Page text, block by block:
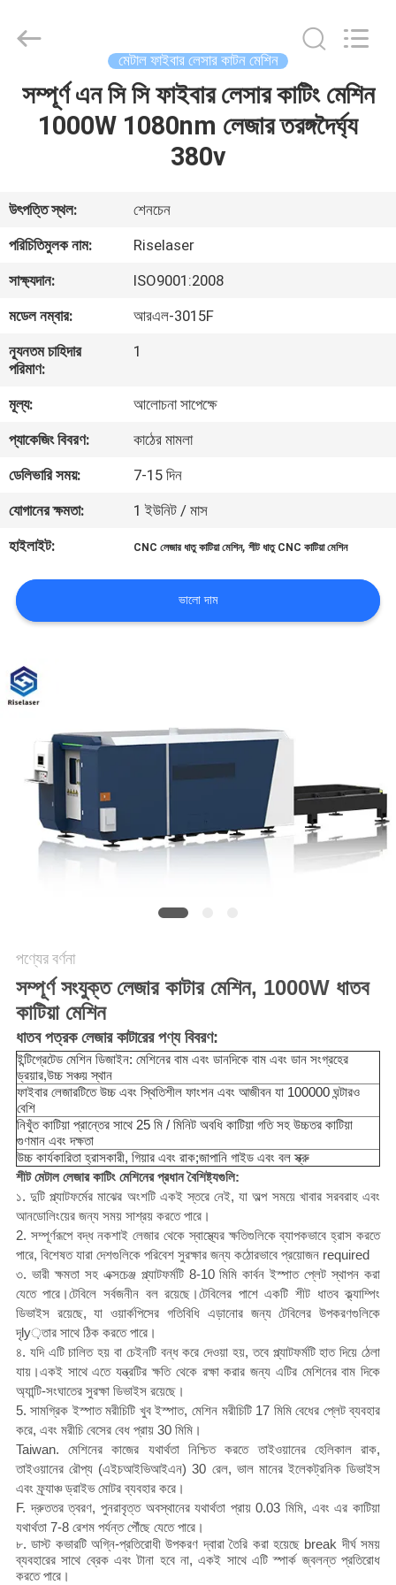
বাড়ি
ভিআর
শো
আমাদের
সম্পর্কে
ভ্রমণ
মান
নিয়ন্ত্রণ
যোগাযোগ
করুন
জন্য
আবেদন
РУССКИЙ
САЙТ
সাইট
PRIVACY
POLICY
Technology
Reserved.
মেটাল ফাইবার লেসার কাটন মেশিন
সম্পূর্ণ এন সি সি ফাইবার লেসার কাটিং মেশিন
1000W 1080nm লেজার তরঙ্গদৈর্ঘ্য
380v
উৎপত্তি স্থল:
শেনচেন
পরিচিতিমুলক নাম:
Riselaser
সাক্ষ্যদান:
ISO9001:2008
মডেল নম্বার:
আরএল-3015F
ন্যূনতম চাহিদার
পরিমাণ:
1
মূল্য:
আলোচনা সাপেক্ষে
প্যাকেজিং বিবরণ:
কাঠের মামলা
ডেলিভারি সময়:
7-15 দিন
যোগানের ক্ষমতা:
1 ইউনিট / মাস
হাইলাইট:
CNC লেজার ধাতু কাটিয়া মেশিন,শীট ধাতু CNC কাটিয়া মেশিন
ভালো দাম
পণ্যের বর্ণনা
সম্পূর্ণ সংযুক্ত লেজার কাটার মেশিন, 1000W ধাতব
কাটিয়া মেশিন
ধাতব পত্রক লেজার কাটারের পণ্য বিবরণ:
ইন্টিগ্রেটেড মেশিন ডিজাইন: মেশিনের বাম এবং ডানদিকে বাম এবং ডান সংগ্রহের
ড্রয়ার,উচ্চ সঞ্চয় স্থান
ফাইবার লেজারটিতে উচ্চ এবং স্থিতিশীল ফাংশন এবং আজীবন যা 100000 ঘন্টারও
বেশি
নিখুঁত কাটিয়া প্রান্তের সাথে 25 মি / মিনিট অবধি কাটিয়া গতি সহ উচ্চতর কাটিয়া
গুণমান এবং দক্ষতা
উচ্চ কার্যকারিতা হ্রাসকারী, গিয়ার এবং রাক;জাপানি গাইড এবং বল স্ক্রু
শীট মেটাল লেজার কাটিং মেশিনের প্রধান বৈশিষ্ট্যগুলি:
১. দুটি প্ল্যাটফর্মের মাঝের অংশটি একই স্তরে নেই, যা অল্প সময়ে খাবার সরবরাহ এবং
আনডোলিংয়ের জন্য সময় সাশ্রয় করতে পারে।
2. সম্পূর্ণরূপে বদ্ধ নকশাই লেজার থেকে স্বাস্থ্যের ক্ষতিগুলিকে ব্যাপকভাবে হ্রাস করতে
পারে, বিশেষত যারা দেশগুলিকে পরিবেশ সুরক্ষার জন্য কঠোরভাবে প্রয়োজন required
৩. ভারী ক্ষমতা সহ এক্সচেঞ্জ প্ল্যাটফর্মটি 8-10 মিমি কার্বন ইস্পাত প্লেট স্থাপন করা
যেতে পারে।টেবিলে সর্বজনীন বল রয়েছে।টেবিলের পাশে একটি শীট ধাতব ক্ল্যাম্পিং
ডিভাইস রয়েছে, যা ওয়ার্কপিসের গতিবিধি এড়ানোর জন্য টেবিলের উপকরণগুলিকে
দৃly়তার সাথে ঠিক করতে পারে।
৪. যদি এটি চালিত হয় বা চেইনটি বন্ধ করে দেওয়া হয়, তবে প্ল্যাটফর্মটি হাত দিয়ে ঠেলা
যায়।একই সাথে এতে যন্ত্রটির ক্ষতি থেকে রক্ষা করার জন্য এটির মেশিনের বাম দিকে
অ্যান্টি-সংঘাতের সুরক্ষা ডিভাইস রয়েছে।
5. সামগ্রিক ইস্পাত মরীচিটি খুব ইস্পাত, মেশিন মরীচিটি 17 মিমি বেধের প্লেট ব্যবহার
করে, এবং মরীচি বেসের বেধ প্রায় 30 মিমি।
Taiwan. মেশিনের কাজের যথার্থতা নিশ্চিত করতে তাইওয়ানের হেলিকাল রাক,
তাইওয়ানের রৌপ্য (এইচআইভিআইএন) 30 রেল, ভাল মানের ইলেকট্রনিক ডিভাইস
এবং ফ্র্যাঞ্চ ড্রাইভ মোটর ব্যবহার করে।
F. দ্রুততর ত্বরণ, পুনরাবৃত্ত অবস্থানের যথার্থতা প্রায় 0.03 মিমি, এবং এর কাটিয়া
যথার্থতা 7-8 রেশম পর্যন্ত পৌঁছে যেতে পারে।
৮. ডাস্ট কভারটি অগ্নি-প্রতিরোধী উপকরণ দ্বারা তৈরি করা হয়েছে break দীর্ঘ সময়
ব্যবহারের সাথে ব্রেক এবং টানা হবে না, একই সাথে এটি স্পার্ক জ্বলন্ত প্রতিরোধ
করতে পারে।